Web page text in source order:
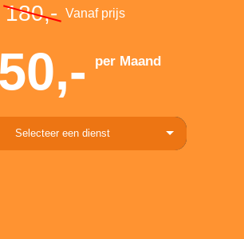
180,- Vanaf prijs
per Maand
Selecteer een dienst